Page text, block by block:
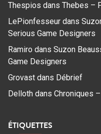
Thespios dans Thebes –
LePionfesseur dans
Serious Game Designers
Ramiro dans Suzon
Game Designers
Grovast dans Débrief
Delloth dans Chroniques
ÉTIQUETTES